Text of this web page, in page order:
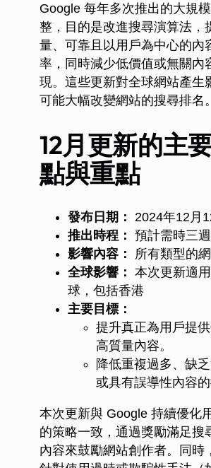
Google 每年多次推出的大規
整，目的是改進搜尋演算法，
量、可靠且以用戶為中心的內
率，同時減少低價值或無關內
現。這些更新對全球網站產生
可能大幅改變網站的搜尋排名。
12月更新的主
點與重點
發布日期： 2024年12月
推出時程： 預計需時三
影響內容： 所有類型的
全球影響： 本次更新適
球，包括香港
主要目標：
提升真正為用戶提
高質量內容。
降低重複過多、缺
或具有誤導性內容的
本次更新與 Google 持續優化
的策略一致，通過獎勵滿足搜
內容來鼓勵網站創作者。同時